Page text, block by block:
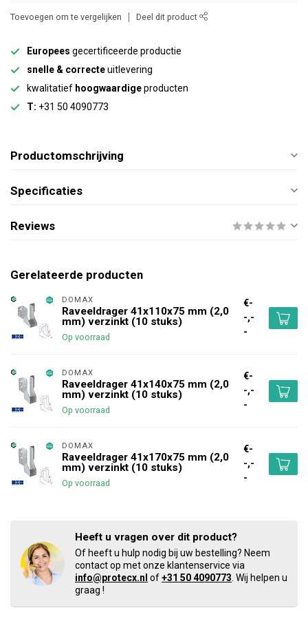
Toevoegen om te vergelijken Deel dit product
Europees gecertificeerde productie
snelle & correcteuitlevering
kwalitatief hoogwaardigeproducten
T: +31 50 4090773
Productomschrijving
Specificaties
Reviews
Gerelateerde producten
DOMAX
Raveeldrager 41x110x75 mm (2,0
mm) verzinkt (10 stuks)
Op voorraad
€-
-,-
-
DOMAX
Raveeldrager 41x140x75 mm (2,0
mm) verzinkt (10 stuks)
Op voorraad
€-
-,-
-
DOMAX
Raveeldrager 41x170x75 mm (2,0
mm) verzinkt (10 stuks)
Op voorraad
€-
-,-
-
Heeft u vragen over dit product?
Of heeft u hulp nodig bij uw bestelling? Neem
contact op met onze klantenservice via
info@protecx.nl of+31 50 4090773 . Wij helpen u
graag !